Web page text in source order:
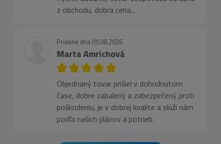
z obchodu, dobra cena...
Pridané dňa 05.08.2026
Marta Amrichová
Objednaný tovar prišiel v dohodnutom
čase, dobre zabalený a zabezpečený proti
poškodeniu, je v dobrej kvalite a slúži nám
podľa našich plánov a potrieb.